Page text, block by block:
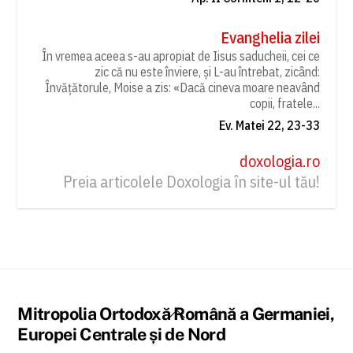
Evanghelia zilei
În vremea aceea s-au apropiat de Iisus saducheii, cei ce
zic că nu este înviere, și L-au întrebat, zicând:
Învățătorule, Moise a zis: «Dacă cineva moare neavând
copii, fratele...
Ev. Matei 22, 23-33
doxologia.ro
Preia articolele Doxologia în site-ul tău!
Back
To
Mitropolia Ortodoxă Română a Germaniei,
Europei Centrale și de Nord